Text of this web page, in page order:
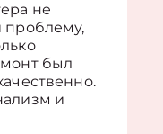
не
проблему,
был
и